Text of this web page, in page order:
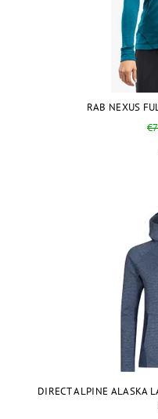
RAB NEXUS
DIRECT ALPINE ALASKA